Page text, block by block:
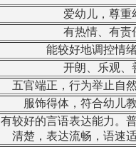
爱幼儿，尊重
有热情、有责
能较好地调控情
开朗、乐观、
五官端正，行为举止自
服饰得体，符合幼儿
有较好的言语表达能力。
清楚，表达流畅，语速